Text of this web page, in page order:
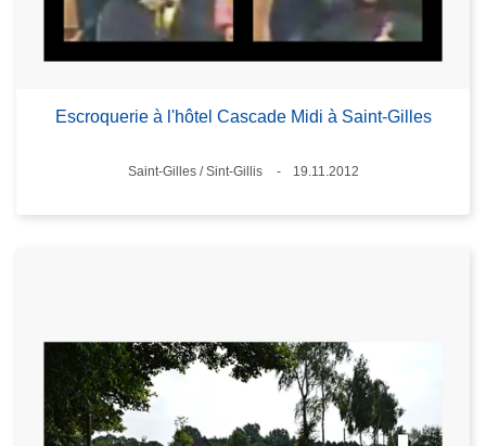
Escroquerie à l'hôtel Cascade Midi à Saint-Gilles
Standort
Saint-Gilles / Sint-Gillis
19.11.2012